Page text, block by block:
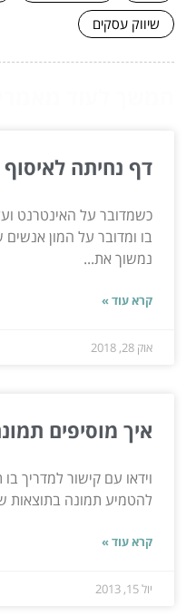
שיווק עסקים
דף נחיתה לאיסוף
כשמדובר על האינטרנט
בו ומדובר על המון
נמשוך את...
קרא עוד »
אוק 28, 2018
איך מוסיפים
וידאו עם קישור למדריך
להטמיע תמונה בתוצאות
קרא עוד »
יול 15, 2013